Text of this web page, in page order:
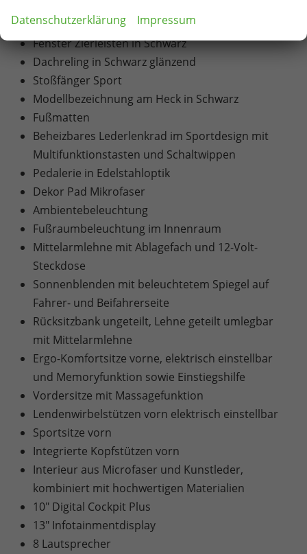
(DCC Plus)
Fenster Zierleisten in Schwarz
Dachreling in Schwarz glänzend
Stoßfänger Sport
Modellbezeichnung am Heck in Schwarz
Fußmatten
Beheizbares Lederlenkrad im Sportdesign mit
Multifunktionstasten und Schaltwippen
Pedalerie in Edelstahloptik
Dekor Pad Mikrofaser
Ambientebeleuchtung
Fußraumbeleuchtung im Innenraum
Mittelarmlehne mit Ablagefach und 12-Volt-
Steckdose
Sonnenblenden mit beleuchtetem Spiegel auf
Fahrer- und Beifahrerseite
Rücksitzbank ungeteilt, Lehne geteilt umlegbar
mit Mittelarmlehne
Ergo-Komfortsitze vorne, elektrisch einstellbar
und Memoryfunktion sowie Einstiegshilfe
Vordersitze mit Massagefunktion
Lendenwirbelstützen vorn elektrisch einstellbar
Sportsitze vorn
Integrierte Kopfstützen vorn
Interieur aus Microfaser und Kunstleder,
kombiniert mit hochwertigen Materialien
10" Digital Cockpit Plus
13" Infotainmentdisplay
8 Lautsprecher
Datenschutzerklärung Impressum